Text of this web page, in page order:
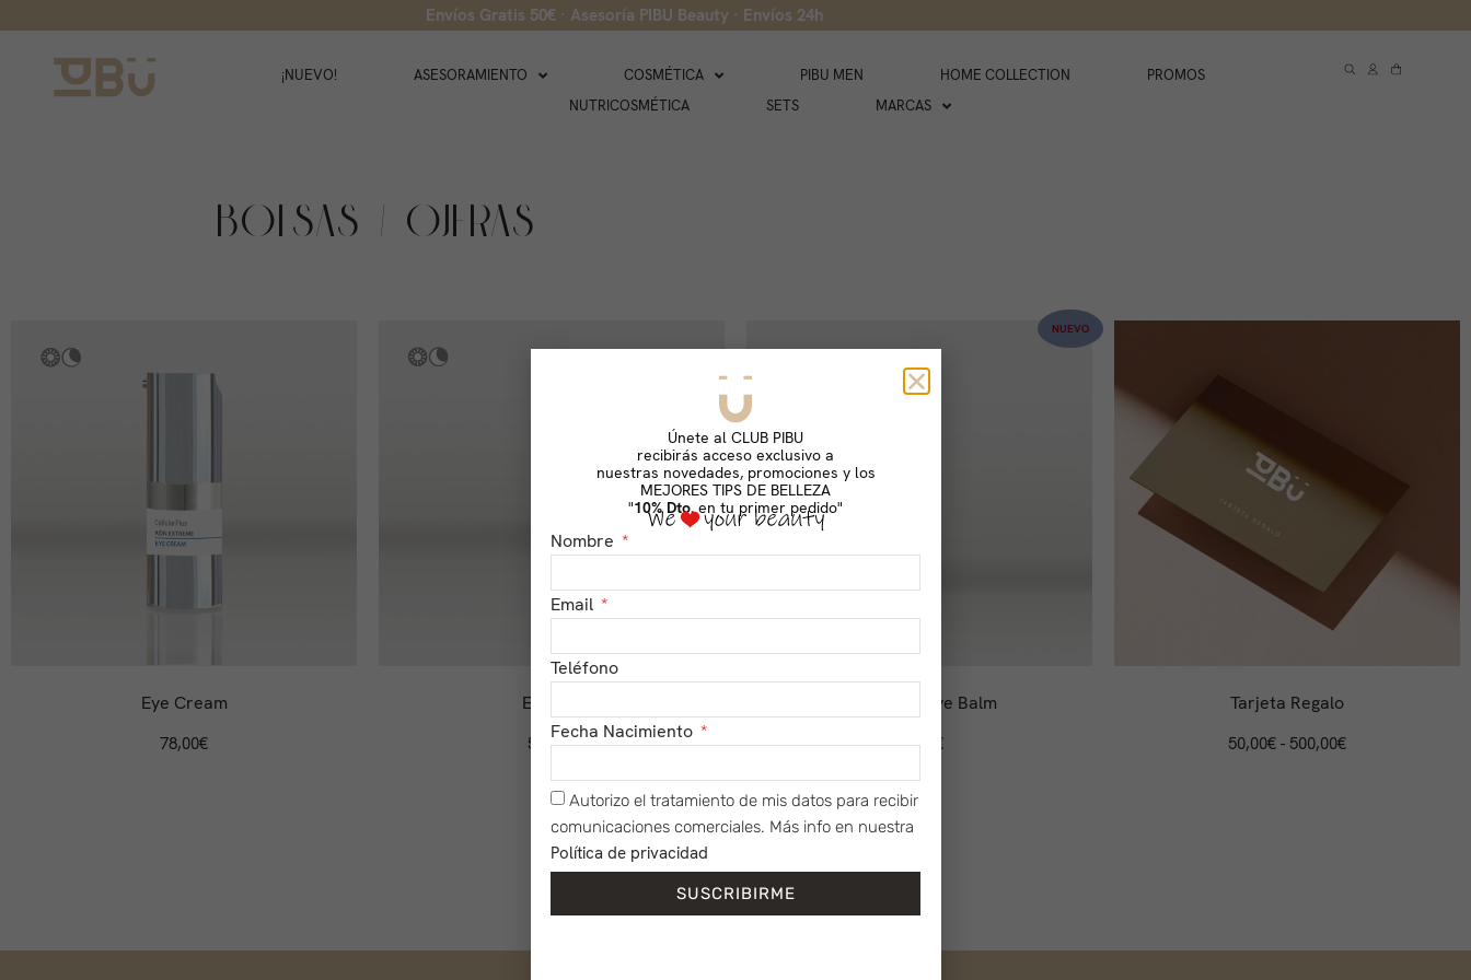
Envíos Gratis 50€ · Asesoría PIBU Beauty · Envíos 24h
¡NUEVO! ASESORAMIENTO COSMÉTICA PIBU MEN HOME COLLECTION
PROMOS
NUTRICOSMÉTICA
SETS MARCAS
BOLSAS / OJERAS
Eye Cream
78,00€
Eye Gel
59,00€
NUEVO
Vitamin C Eye Balm
38,00 €
Tarjeta Regalo
50,00€ - 500,00€
Únete al CLUB PIBU
recibirás acceso exclusivo a
nuestras novedades, promociones y los
MEJORES TIPS DE BELLEZA
"10% Dto.en tu primer pedido"
Nombre
Email
Teléfono
Fecha Nacimiento
Autorizo el tratamiento de mis datos para recibir
comunicaciones comerciales. Más info en nuestra
Política de privacidad
SUSCRIBIRME